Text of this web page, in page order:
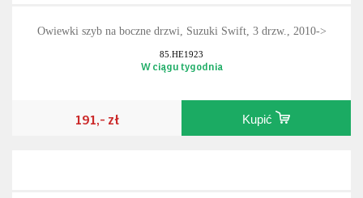
Owiewki szyb na boczne drzwi, Suzuki Swift, 3 drzw., 2010->
85.HE1923
W ciągu tygodnia
191,- zł Kupić